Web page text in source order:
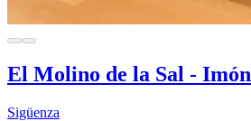
El Molino de la Sal - Imón
Sigüenza